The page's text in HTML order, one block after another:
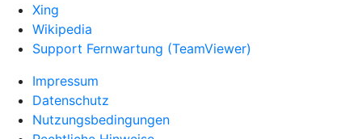
Xing
Wikipedia
Support Fernwartung (TeamViewer)
Impressum
Datenschutz
Nutzungsbedingungen